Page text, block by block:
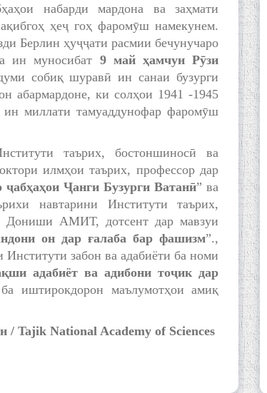
набарди мардона ва заҳмати
ҳеҷ гоҳ фаромӯш намекунем.
Берлин ҳуҷҷати расмии бечунучаро
ин муносибат 9 май ҳамчун Рӯзи
собиқ шуравӣ ин санаи бузурги
абармардоне, ки солҳои 1941 -1945
ин миллати тамуаддунофар фаромӯш
таърих, бостоншиносӣ ва
илмҳои таърих, профессор дар
Ҷанги Бузурги Ватанӣ” ва
навтарини Институти таърих,
Дониши АМИТ, дотсент дар мавзуи
он дар ғалаба бар фашизм”.,
забон ва адабиёти ба номи
адабиёт ва адибони тоҷик дар
иштирокдорон маълумотҳои амиқ
Tajik National Academy of Sciences